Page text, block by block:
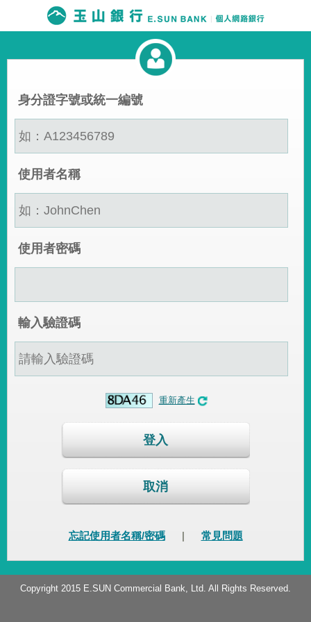
身分證字號或統一編號
使用者名稱
使用者密碼
輸入驗證碼
重新產生
登入
取消
忘記使用者名稱/密碼 | 常見問題
Copyright 2015 E.SUN Commercial Bank, Ltd. All Rights Reserved.